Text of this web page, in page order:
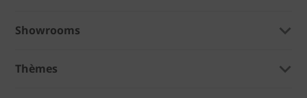
Showrooms
Thèmes